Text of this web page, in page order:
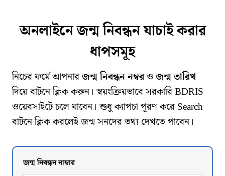
অনলাইনে জন্ম নিবন্ধন যাচাই করার
ধাপসমূহ
নিচের ফর্মে আপনারজন্ম নিবন্ধন নম্বরওজন্ম তারিখ
দিয়ে বাটনে ক্লিক করুন। স্বয়ংক্রিয়ভাবে সরকারি BDRIS
ওয়েবসাইটে চলে যাবেন। শুধু ক্যাপচা পূরণ করে Search
বাটনে ক্লিক করলেই জন্ম সনদের তথ্য দেখতে পাবেন।
জন্ম নিবন্ধন নাম্বার